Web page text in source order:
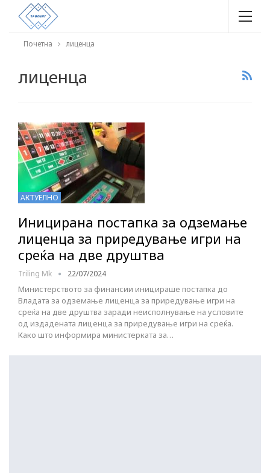
Почетна лиценца
лиценца
АКТУЕЛНО
Иницирана постапка за одземање
лиценца за приредување игри на
среќа на две друштва
Triling Mk 22/07/2024
Министерството за финансии иницираше постапка до
Владата за одземање лиценца за приредување игри на
среќа на две друштва заради неисполнување на условите
од издадената лиценца за приредување игри на среќа.
Како што информира министерката за…